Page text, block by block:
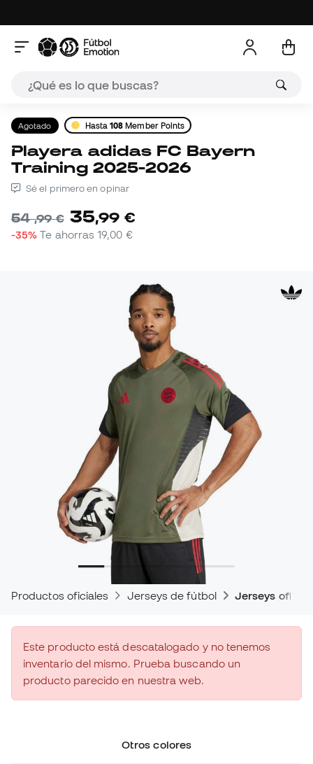
Agotado Hasta108 Member Points
Playera adidas FC Bayern
Training 2025-2026
Sé el primero en opinar
54,99 € 35,99 €
-35% Te ahorras19,00 €
Productos oficiales Jerseys de fútbol Jerseys
Este producto está descatalogado y no tenemos
inventario del mismo. Prueba buscando un
producto parecido en nuestra web.
Otros colores